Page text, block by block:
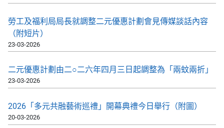
勞工及福利局局長就調整二元優惠計劃會見傳媒談話內容
（附短片）
23-03-2026
二元優惠計劃由二○二六年四月三日起調整為「兩蚊兩折」
23-03-2026
2026「多元共融藝術巡禮」開幕典禮今日舉行（附圖）
20-03-2026